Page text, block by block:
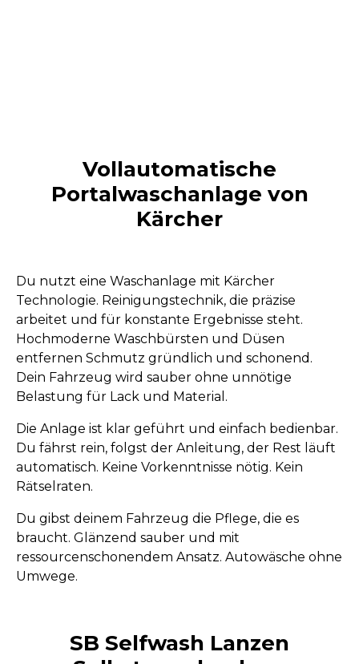
Vollautomatische
Portalwaschanlage von
Kärcher
Du nutzt eine Waschanlage mit Kärcher
Technologie. Reinigungstechnik, die präzise
arbeitet und für konstante Ergebnisse steht.
Hochmoderne Waschbürsten und Düsen
entfernen Schmutz gründlich und schonend.
Dein Fahrzeug wird sauber ohne unnötige
Belastung für Lack und Material.
Die Anlage ist klar geführt und einfach bedienbar.
Du fährst rein, folgst der Anleitung, der Rest läuft
automatisch. Keine Vorkenntnisse nötig. Kein
Rätselraten.
Du gibst deinem Fahrzeug die Pflege, die es
braucht. Glänzend sauber und mit
ressourcenschonendem Ansatz. Autowäsche ohne
Umwege.
SB Selfwash Lanzen